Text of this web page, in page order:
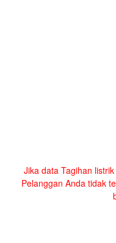
Jika data Tagihan
Pelanggan Anda tidak